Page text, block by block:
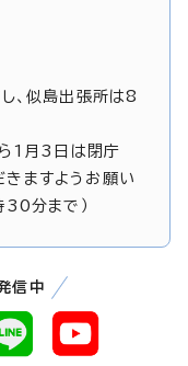
、似島出張所は8
1月3日は閉庁
ますようお願い
30分まで）
信中